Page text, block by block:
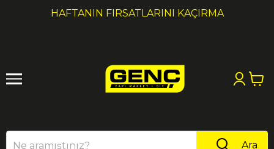
HAFTANIN FIRSATLARINI KAÇIRMA
1 2
Ara